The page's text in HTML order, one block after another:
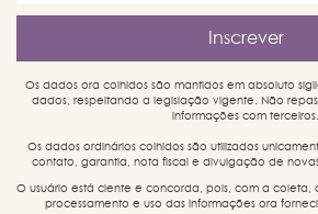
Os dados ora colhidos são mantidos em absoluto
dados, respeitando a legislação vigente. Não
informações com terceiros.
Os dados ordinários colhidos são utilizados
contato, garantia, nota fiscal e divulgação de
O usuário está ciente e concorda, pois, com a coleta,
processamento e uso das informações ora